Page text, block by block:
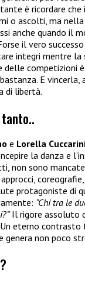
è ricordare
o ascolti, ma
anche quando il
il vero
integri mentre la
delle competizioni
E vincerla,
di libertà.
e Lorella
la danza e
non sono
protagoniste di
“Chi tra le
Il rigore assoluto
eterno contrasto
genera non poco